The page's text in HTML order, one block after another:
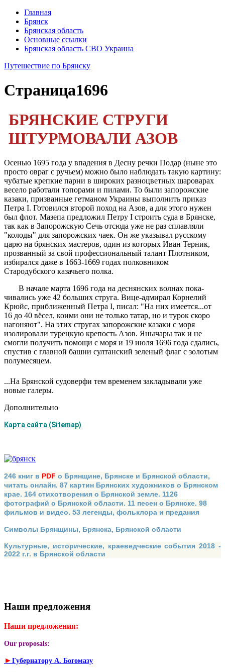
Главная
Брянск
Брянская область
Основные ссылки
Брянская область СВО Украина
Путешествие по Брянску
Страница1696
БРЯНСКИЕ СТРУГИ
ШТУРМОВАЛИ АЗОВ
Осенью 1695 года у впадения в Десну речки Подар (ны­не это
просто овраг с ручьем) можно было наблюдать такую картину:
чубатые крепкие парни в широких разноцветных шароварах
весело работали топорами и пилами. То были за­порожские
казаки, призванные гетманом Украины выпол­нить приказ
Петра I. Готовился второй поход на Азов, а для этого нужен
был флот. Мазепа предложил Петру I строить суда в Брянске,
так как в Запорожскую Сечь отсюда уже не раз сплавляли
"колоды" для запорожских чаек. Он же указы­вал русскому
царю на брянских мастеров, один из которых Иван Терник,
прозванный за свой профессиональный талант Плотником,
избирался даже в 1663-1669 годах полковником
Стародубского казачьего полка.
В начале марта 1696 года на деснянских волнах пока­
чивались уже 42 больших струга. Вице-адмирал Корнелий
Крюйс, приближенный Петра I, писал: "На них имеется...от
16 до 40 вёсел, коими они не только татар, но и турок скоро
нагоняют". На этих стругах запорожские казаки с моря
изолировали турецкую крепость Азов. Янычары так и не
смогли получить помощи с моря и 19 июля 1696 года сдались,
спустив с главной башни султанский зеленый флаг с золотым
полумесяцем.
...На Брянской судоверфи тем временем закладывали уже
новые галеры.
Дополнительно
Карта сайта (Sitemap)
246 книг в PDF о Брянщине, Брянске и Брянской области,
читать онлайн. 87 картин Брянских художников о Брянском
крае. 164 стихотворения о Брянской земле. 1126
фотографий о Брянской области. 11 песен о Брянске. 98
фильмов и видео. 53 легенды, фольклора и предания
Символы Брянщины, Брянска, Брянской области
Культурные, исторические, краеведческие события 2018 -
2022 г.г. в Брянской области
Наши предложения
Наши предложения:
Our proposals:
► Губернатору А. Богомазу